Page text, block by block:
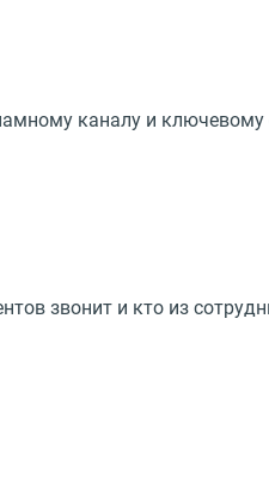
каналу и
звонит и кто из